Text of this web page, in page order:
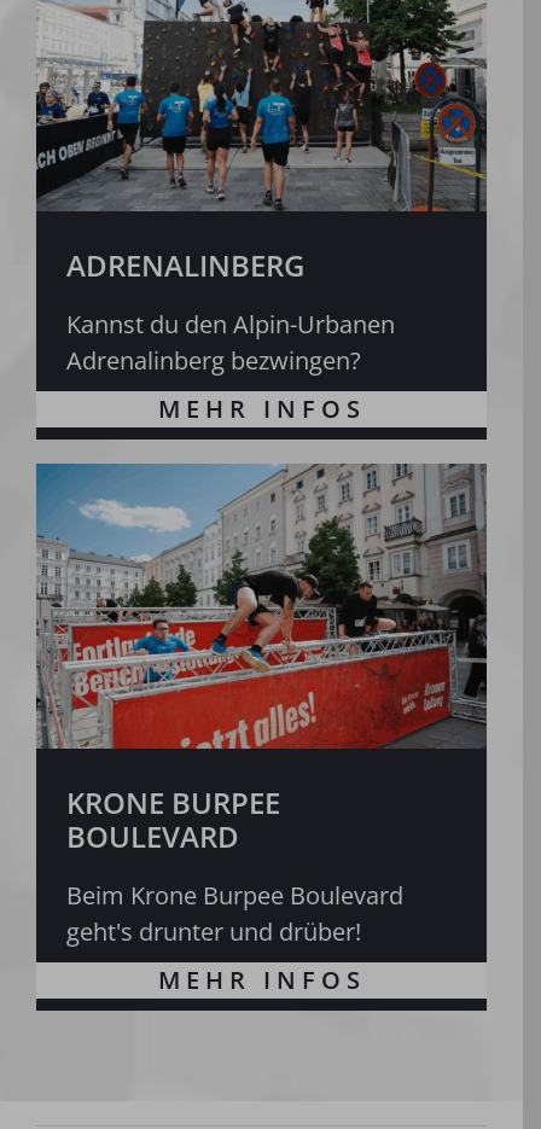
ADRENALINBERG
Kannst du den Alpin-Urbanen
Adrenalinberg bezwingen?
KRONE BURPEE
BOULEVARD
Beim Krone Burpee Boulevard
geht's drunter und drüber!